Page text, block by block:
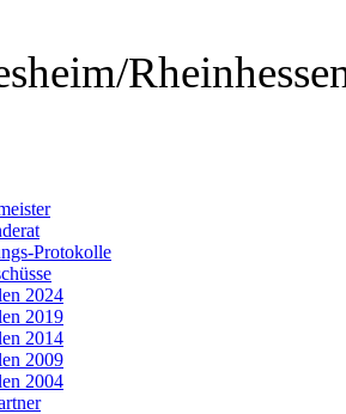
Protokolle
2024
2019
2014
2009
2004